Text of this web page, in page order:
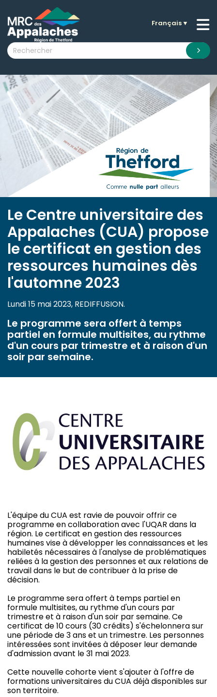
submenu (La MRC )
submenu (Citoyens )
submenu (Visiteurs )
submenu (Nouvelles )
submenu (Documentation )
Français▼
Le Centre universitaire des
Appalaches (CUA) propose
le certificat en gestion des
ressources humaines dès
l'automne 2023
Lundi 15 mai 2023, REDIFFUSION.
Le programme sera offert à temps
partiel en formule multisites, au rythme
d'un cours par trimestre et à raison d'un
soir par semaine.
L'équipe du CUA est ravie de pouvoir offrir ce
programme en collaboration avec l'UQAR dans la
région. Le certificat en gestion des ressources
humaines vise à développer les connaissances et les
habiletés nécessaires à l'analyse de problématiques
reliées à la gestion des personnes et aux relations de
travail dans le but de contribuer à la prise de
décision.
Le programme sera offert à temps partiel en
formule multisites, au rythme d'un cours par
trimestre et à raison d'un soir par semaine. Ce
certificat de 10 cours (30 crédits) s'échelonnera sur
une période de 3 ans et un trimestre. Les personnes
intéressées sont invitées à déposer leur demande
d'admission avant le 31 mai 2023.
Cette nouvelle cohorte vient s'ajouter à l'offre de
formations universitaires du CUA déjà disponibles sur
son territoire.